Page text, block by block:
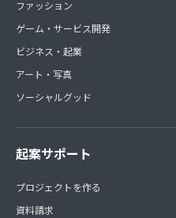
ファッション
ゲーム・サービス開発
ビジネス・起業
アート・写真
ソーシャルグッド
起案サポート
プロジェクトを作る
資料請求